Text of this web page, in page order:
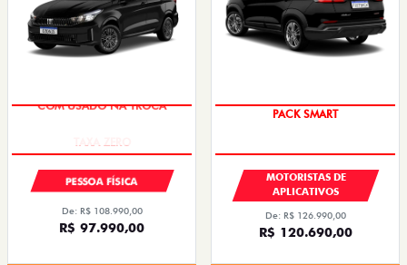
COM USADO NA TROCA
PESSOA FÍSICA
De: R$ 108.990,00
R$ 97.990,00
PACK SMART
MOTORISTAS DE
APLICATIVOS
De: R$ 126.990,00
R$ 120.690,00